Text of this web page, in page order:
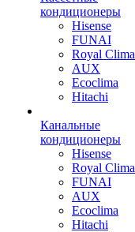
кондиционеры
Hisense
FUNAI
Royal Clima
AUX
Ecoclima
Hitachi
Канальные
кондиционеры
Hisense
Royal Clima
FUNAI
AUX
Ecoclima
Hitachi